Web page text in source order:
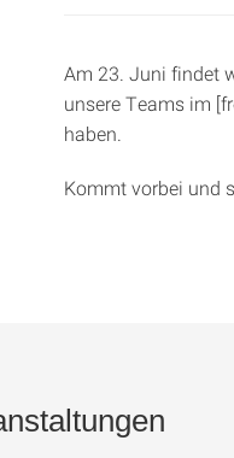
Am 23. Juni findet
unsere Teams im
haben.
Kommt vorbei und